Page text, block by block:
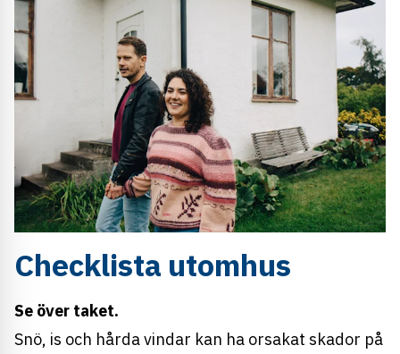
Checklista utomhus
Se över taket.
Snö, is och hårda vindar kan ha orsakat skador på